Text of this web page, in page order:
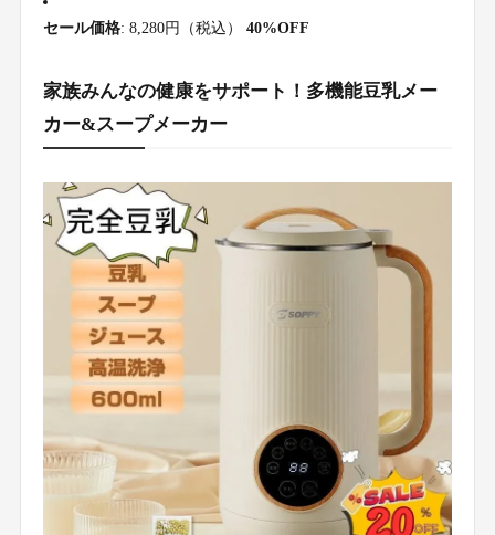
セール価格: 8,280円（税込） 40%OFF
家族みんなの健康をサポート！多機能豆乳メー
カー&スープメーカー